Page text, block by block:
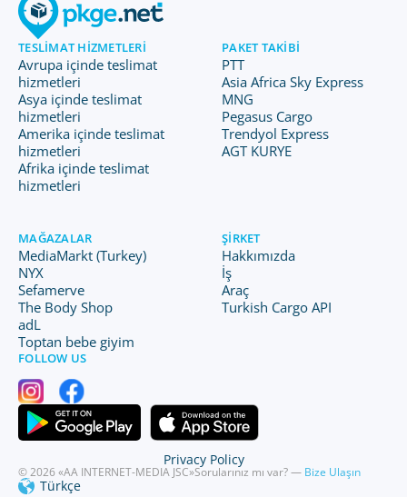
TESLIMAT HIZMETLERI
Avrupa içinde teslimat
hizmetleri
Asya içinde teslimat
hizmetleri
Amerika içinde teslimat
hizmetleri
Afrika içinde teslimat
hizmetleri
PAKET TAKIBI
PTT
Asia Africa Sky Express
MNG
Pegasus Cargo
Trendyol Express
AGT KURYE
MAĞAZALAR
MediaMarkt (Turkey)
NYX
Sefamerve
The Body Shop
adL
Toptan bebe giyim
ŞIRKET
Hakkımızda
İş
Araç
Turkish Cargo API
FOLLOW US
© 2026 «AA INTERNET-MEDIA JSC»Sorularınız mı var? — Bize Ulaşın
Türkçe
Privacy Policy